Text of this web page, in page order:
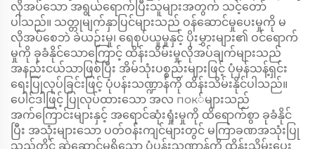
လိုအပ်သော အရွယ်ရောက်ပြီးသူများအတွက် သင့်တော်
ပါသည်။ သတ္တုမျက်နှာပြင်များသည် ဝန်ဆောင်မှုပေးမှုကို မ
လိုအပ်စေဘဲ ခဲယဉ်းမှု၊ ရေစုပ်ယူမှုနှင့် ပိုးမွှားများ၏ ဝင်ရောက်
မှုကို ခုခံနိုင်သောကြောင့် ထိန်းသိမ်းမှုလိုအပ်ချက်များသည်
အနည်းငယ်သာဖြစ်ပြီး အိမ်သုံးပစ္စည်းများဖြင့် ပုံမှန်သန့်ရှင်း
ရေးပြုလုပ်ခြင်းဖြင့် ပုံပန်းသဏ္ဍာန်ကို ထိန်းသိမ်းနိုင်ပါသည်။
ပေါင်ဒါဖြင့် ပြုလုပ်ထားသော အလ пок်များသည်
အက်ကြောင်းများနှင့် အရောင်ဆုံးရှုံးမှုကို ထိရောက်စွာ ခုခံနိုင်
ပြီး အသုံးများသော ပတ်ဝန်းကျင်များတွင် မကြာခဏအသုံးပြု
သည့်တိုင် ဆွဲဆောင်မှုရှိသော ပုံပန်းသဏ္ဍာန်ကို ထိန်းသိမ်းပေး